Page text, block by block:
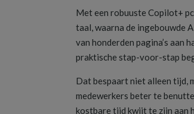
Met een robuuste Copilot+
taal, waarna de ingebouwde
van honderden pagina’s
praktische stap-voor-stap
Dat bespaart niet alleen tijd,
medewerkers beter te
kostbare tijd kwijt te zijn aan